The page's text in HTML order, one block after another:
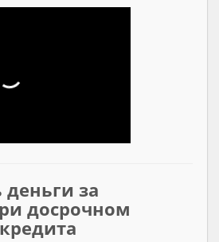
деньги за
досрочном